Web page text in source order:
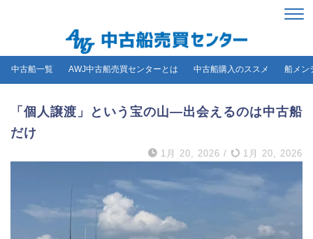
中古船一覧 AWJ中古船売買センターとは 中古船購入のススメ 船メン
「個人譲渡」という宝の山―出会えるのは中古船
だけ
1月 20, 2026 / 1月 20, 2026